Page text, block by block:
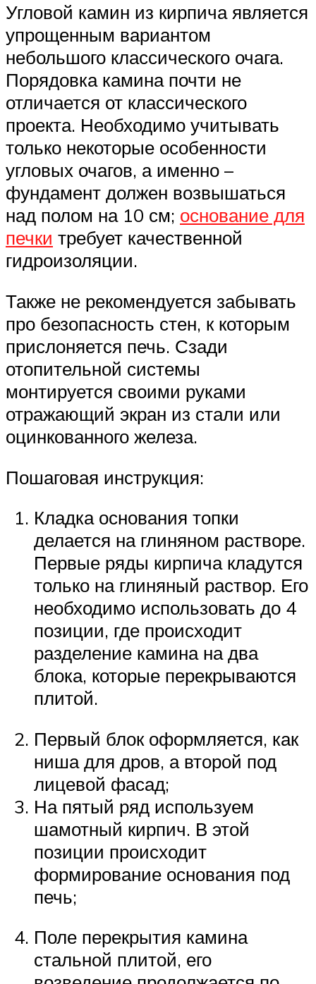
Угловой камин из кирпича является
упрощенным вариантом
небольшого классического очага.
Порядовка камина почти не
отличается от классического
проекта. Необходимо учитывать
только некоторые особенности
угловых очагов, а именно –
фундамент должен возвышаться
над полом на 10 см; основание для
печки требует качественной
гидроизоляции.
Также не рекомендуется забывать
про безопасность стен, к которым
прислоняется печь. Сзади
отопительной системы
монтируется своими руками
отражающий экран из стали или
оцинкованного железа.
Пошаговая инструкция:
Кладка основания топки
делается на глиняном растворе.
Первые ряды кирпича кладутся
только на глиняный раствор. Его
необходимо использовать до 4
позиции, где происходит
разделение камина на два
блока, которые перекрываются
плитой.
Первый блок оформляется, как
ниша для дров, а второй под
лицевой фасад;
На пятый ряд используем
шамотный кирпич. В этой
позиции происходит
формирование основания под
печь;
Поле перекрытия камина
стальной плитой, его